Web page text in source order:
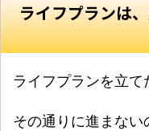
ライフプランは
ライフプランを立
その通りに進まない